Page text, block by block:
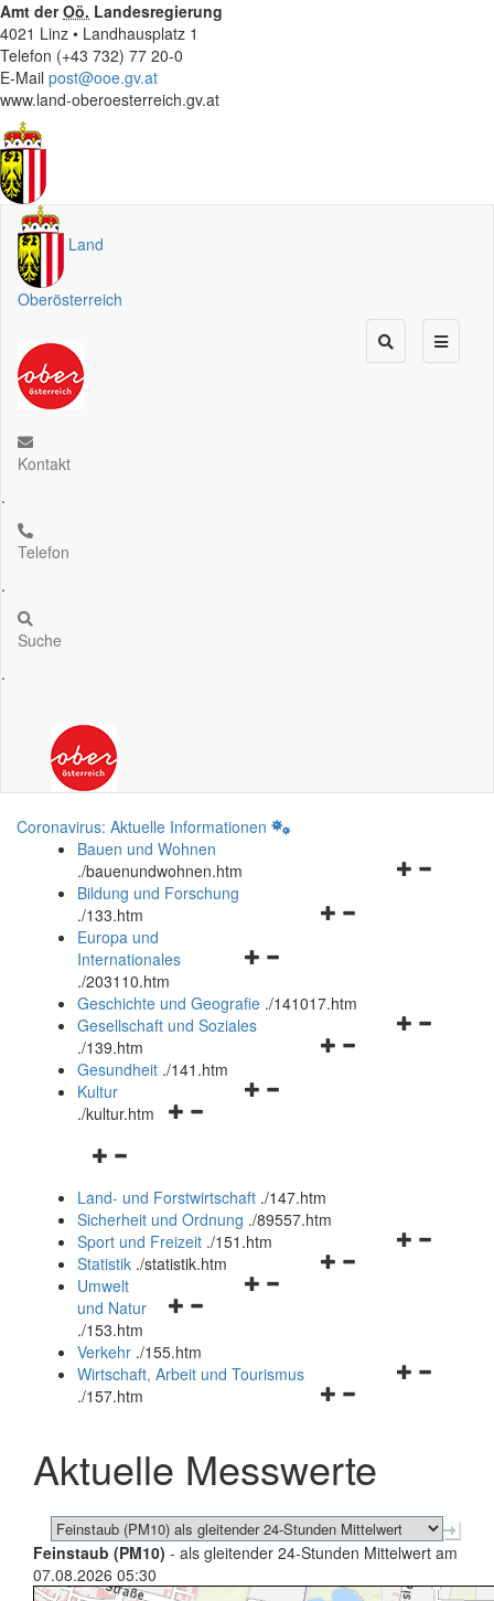
Amt derOö. Landesregierung
4021 Linz • Landhausplatz 1
Telefon (+43 732) 77 20-0
E-Mail post@ooe.gv.at
www.land-oberoesterreich.gv.at
Land
Oberösterreich
Kontakt
.
Telefon
.
Suche
.
Coronavirus: Aktuelle Informationen
Bauen und Wohnen
./bauenundwohnen.htm
Navigationsmenü
Bildung und Forschung
./133.htm
Navigationsmenü
und
schließen
Europa und
Internationales
./203110.htm
Geschichte und Geografie ./141017.htm
Navigationsmenü
Gesellschaft und Soziales
./139.htm
Navigationsmenü
Gesundheit ./141.htm
Navigationsmenü
Kultur
./kultur.htm
Navigationsmenü
und
schließen
Land- und Forstwirtschaft ./147.htm
Sicherheit und Ordnung ./89557.htm
Navigationsmenü
Sport und Freizeit ./151.htm
Navigationsmenü
Statistik ./statistik.htm
Navigationsmenü
und
schließen
Umwelt
und Natur
./153.htm
Verkehr ./155.htm
Navigationsmenü
schließen
Wirtschaft, Arbeit und Tourismus
./157.htm
Aktuelle Messwerte
Feinstaub (PM10) - als gleitender 24-Stunden Mittelwert am
07.08.2026 05:30